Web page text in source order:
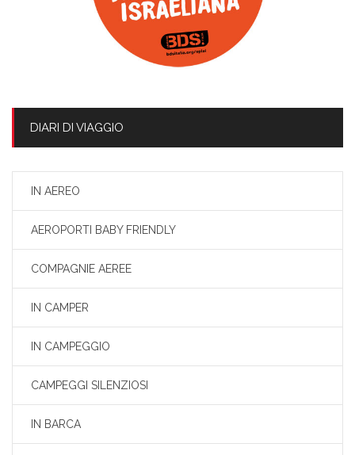
DIARI DI VIAGGIO
IN AEREO
AEROPORTI BABY FRIENDLY
COMPAGNIE AEREE
IN CAMPER
IN CAMPEGGIO
CAMPEGGI SILENZIOSI
IN BARCA